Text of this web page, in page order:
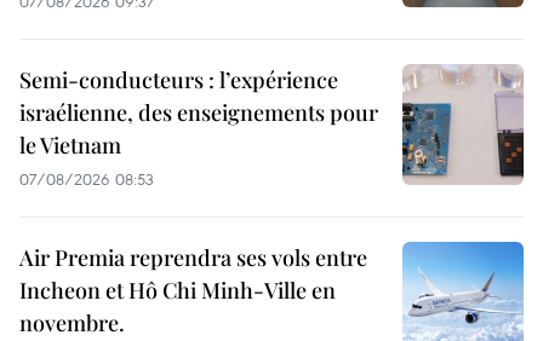
Semi-conducteurs : l’expérience
israélienne, des enseignements pour
le Vietnam
07/08/2026 08:53
Air Premia reprendra ses vols entre
Incheon et Hô Chi Minh-Ville en
novembre.